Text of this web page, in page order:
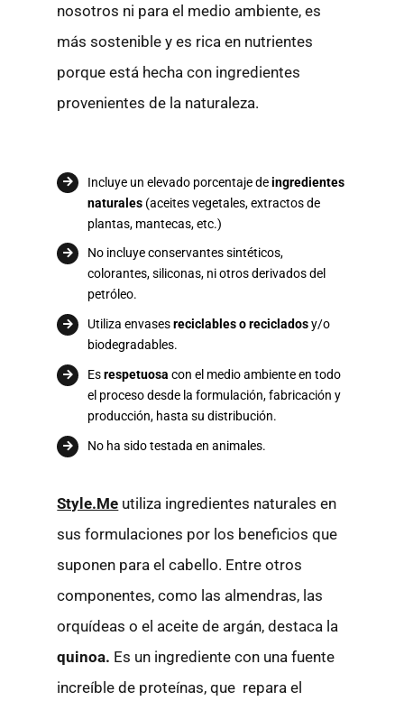
nosotros ni para el medio ambiente, es
más sostenible y es rica en nutrientes
porque está hecha con ingredientes
provenientes de la naturaleza.
Incluye un elevado porcentaje deingredientes
naturales(aceites vegetales, extractos de
plantas, mantecas, etc.)
No incluye conservantes sintéticos,
colorantes, siliconas, ni otros derivados del
petróleo.
Utiliza envasesreciclables o recicladosy/o
biodegradables.
Esrespetuosa con el medio ambiente en todo
el proceso desde la formulación, fabricación y
producción, hasta su distribución.
No ha sido testada en animales.
Style.Me utiliza ingredientes naturales en
sus formulaciones por los beneficios que
suponen para el cabello. Entre otros
componentes, como las almendras, las
orquídeas o el aceite de argán, destaca la
quinoa. Es un ingrediente con una fuente
increíble de proteínas, que repara el